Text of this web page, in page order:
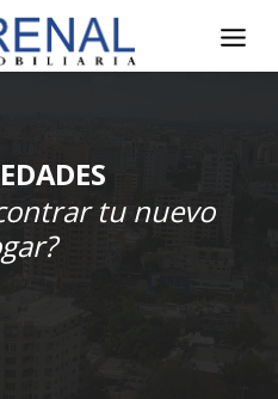
tu nuevo